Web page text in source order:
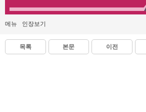
메뉴 인장보기
목록 본문 이전